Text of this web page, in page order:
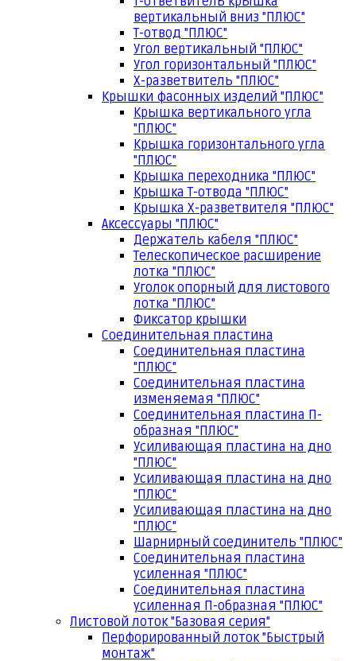
вертикальный вниз "ПЛЮС"
Т-отвод "ПЛЮС"
Угол вертикальный "ПЛЮС"
Угол горизонтальный "ПЛЮС"
Х-разветвитель "ПЛЮС"
Крышки фасонных изделий "ПЛЮС"
Крышка вертикального угла
"ПЛЮС"
Крышка горизонтального угла
"ПЛЮС"
Крышка переходника "ПЛЮС"
Крышка Т-отвода "ПЛЮС"
Крышка Х-разветвителя "ПЛЮС"
Аксессуары "ПЛЮС"
Держатель кабеля "ПЛЮС"
Телескопическое расширение
лотка "ПЛЮС"
Уголок опорный для листового
лотка "ПЛЮС"
Фиксатор крышки
Соединительная пластина
Соединительная пластина
"ПЛЮС"
Соединительная пластина
изменяемая "ПЛЮС"
Соединительная пластина П-
образная "ПЛЮС"
Усиливающая пластина на дно
"ПЛЮС"
Усиливающая пластина на дно
"ПЛЮС"
Усиливающая пластина на дно
"ПЛЮС"
Шарнирный соединитель "ПЛЮС"
Соединительная пластина
усиленная "ПЛЮС"
Соединительная пластина
усиленная П-образная "ПЛЮС"
Листовой лоток "Базовая серия"
Перфорированный лоток "Быстрый
монтаж"